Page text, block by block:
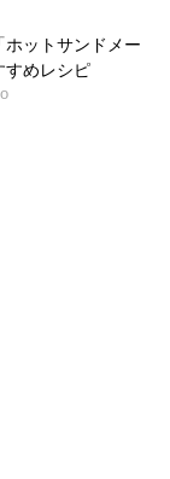
ホットサンドメー
すめレシピ